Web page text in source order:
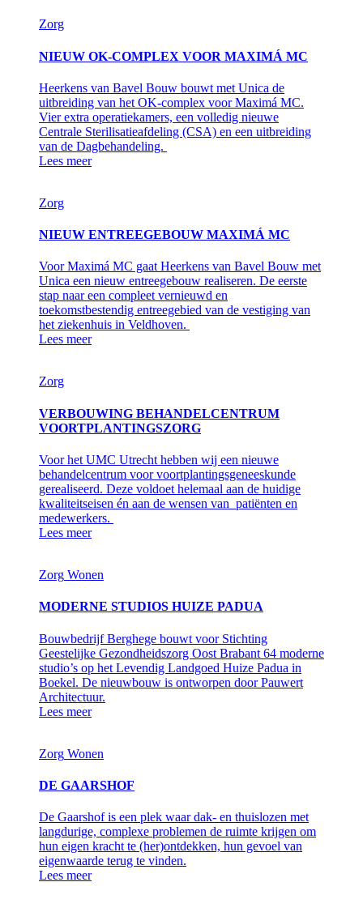
Zorg
NIEUW OK-COMPLEX VOOR MAXIMÁ MC
Heerkens van Bavel Bouw bouwt met Unica de
uitbreiding van het OK-complex voor Maximá MC.
Vier extra operatiekamers, een volledig nieuwe
Centrale Sterilisatieafdeling (CSA) en een uitbreiding
van de Dagbehandeling.
Lees meer
Zorg
NIEUW ENTREEGEBOUW MAXIMÁ MC
Voor Maximá MC gaat Heerkens van Bavel Bouw met
Unica een nieuw entreegebouw realiseren. De eerste
stap naar een compleet vernieuwd en
toekomstbestendig entreegebied van de vestiging van
het ziekenhuis in Veldhoven.
Lees meer
Zorg
VERBOUWING BEHANDELCENTRUM
VOORTPLANTINGSZORG
Voor het UMC Utrecht hebben wij een nieuwe
behandelcentrum voor voortplantingsgeneeskunde
gerealiseerd. Deze voldoet helemaal aan de huidige
kwaliteitseisen én aan de wensen van patiënten en
medewerkers.
Lees meer
Zorg Wonen
MODERNE STUDIOS HUIZE PADUA
Bouwbedrijf Berghege bouwt voor Stichting
Geestelijke Gezondheidszorg Oost Brabant 64 moderne
studio’s op het Levendig Landgoed Huize Padua in
Boekel. De nieuwbouw is ontworpen door Pauwert
Architectuur.
Lees meer
Zorg Wonen
DE GAARSHOF
De Gaarshof is een plek waar dak- en thuislozen met
langdurige, complexe problemen de ruimte krijgen om
hun eigen kracht te (her)ontdekken, hun gevoel van
eigenwaarde terug te vinden.
Lees meer